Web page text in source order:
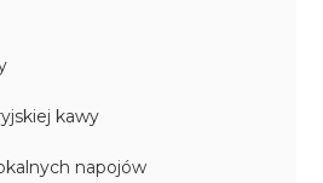
kawy
napojów